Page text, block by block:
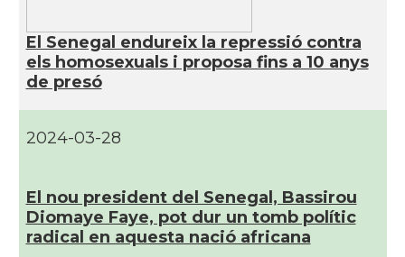
El Senegal endureix la repressió contra
els homosexuals i proposa fins a 10 anys
de presó
2024-03-28
El nou president del Senegal, Bassirou
Diomaye Faye, pot dur un tomb polí­tic
radical en aquesta nació africana